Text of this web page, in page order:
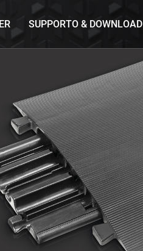
SUPPORTO & DOWNLOAD